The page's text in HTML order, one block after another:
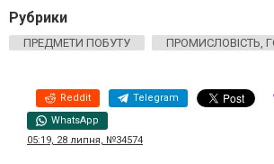
Рубрики
ПРЕДМЕТИ ПОБУТУ ПРОМИСЛОВІСТЬ,
Reddit Telegram
WhatsApp
05:19, 28 липня, №34574